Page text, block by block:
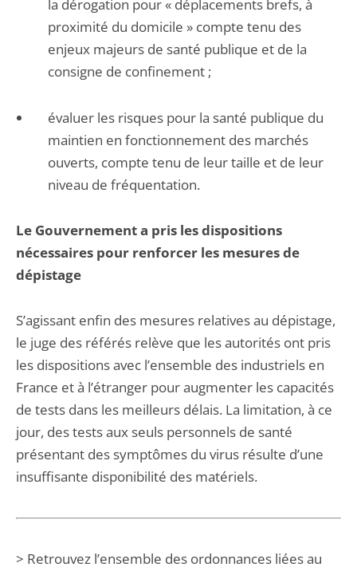
la dérogation pour « déplacements brefs, à
proximité du domicile » compte tenu des
enjeux majeurs de santé publique et de la
consigne de confinement ;
évaluer les risques pour la santé publique du
maintien en fonctionnement des marchés
ouverts, compte tenu de leur taille et de leur
niveau de fréquentation.
Le Gouvernement a pris les dispositions
nécessaires pour renforcer les mesures de
dépistage
S’agissant enfin des mesures relatives au dépistage,
le juge des référés relève que les autorités ont pris
les dispositions avec l’ensemble des industriels en
France et à l’étranger pour augmenter les capacités
de tests dans les meilleurs délais. La limitation, à ce
jour, des tests aux seuls personnels de santé
présentant des symptômes du virus résulte d’une
insuffisante disponibilité des matériels.
> Retrouvez l’ensemble des ordonnances liées au